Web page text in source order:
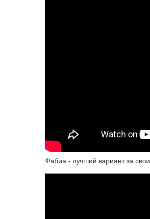
Фабиа - лучший вариант за